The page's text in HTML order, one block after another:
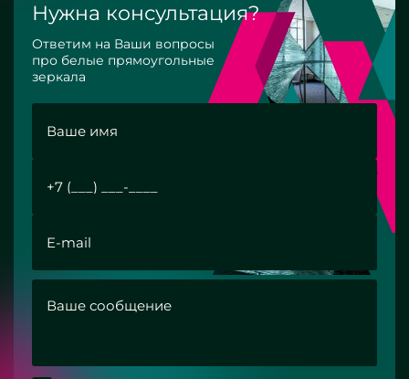
Нужна консультация?
Ответим на Ваши вопросы
про белые прямоугольные
зеркала